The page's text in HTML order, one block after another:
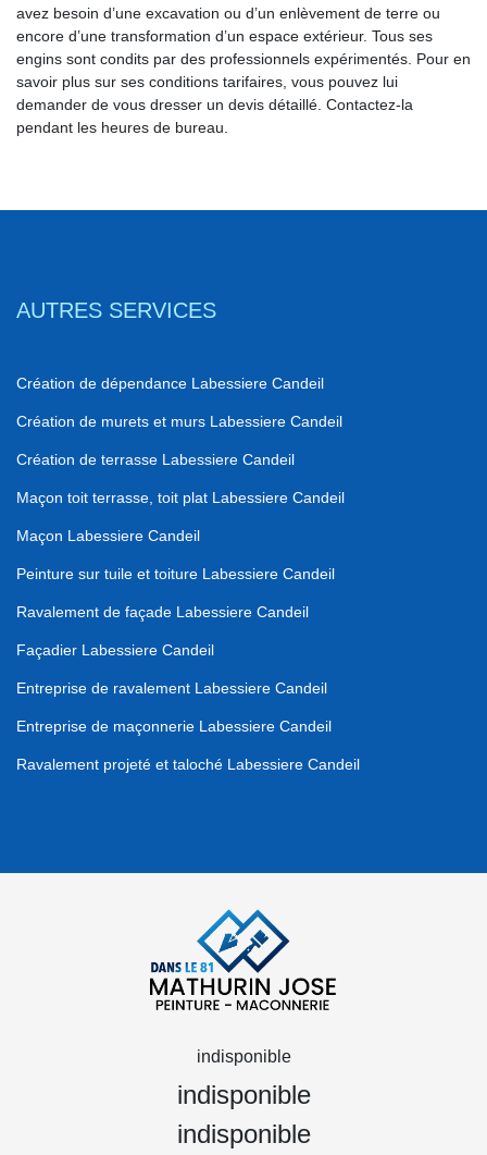
avez besoin d’une excavation ou d’un enlèvement de terre ou
encore d’une transformation d’un espace extérieur. Tous ses
engins sont condits par des professionnels expérimentés. Pour en
savoir plus sur ses conditions tarifaires, vous pouvez lui
demander de vous dresser un devis détaillé. Contactez-la
pendant les heures de bureau.
AUTRES SERVICES
Création de dépendance Labessiere Candeil
Création de murets et murs Labessiere Candeil
Création de terrasse Labessiere Candeil
Maçon toit terrasse, toit plat Labessiere Candeil
Maçon Labessiere Candeil
Peinture sur tuile et toiture Labessiere Candeil
Ravalement de façade Labessiere Candeil
Façadier Labessiere Candeil
Entreprise de ravalement Labessiere Candeil
Entreprise de maçonnerie Labessiere Candeil
Ravalement projeté et taloché Labessiere Candeil
indisponible
indisponible
indisponible